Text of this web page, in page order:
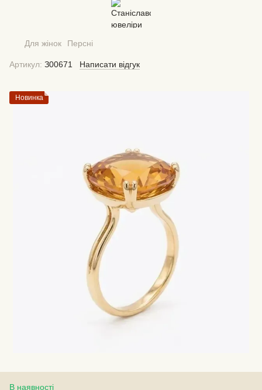
Для жінок Персні
Артикул: З00671 Написати відгук
Новинка
В наявності